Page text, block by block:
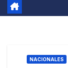
NACIONALES